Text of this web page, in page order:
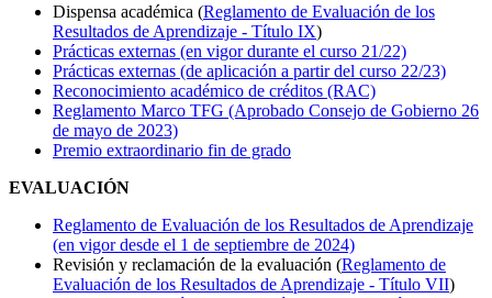
Dispensa académica (Reglamento de Evaluación de los
Resultados de Aprendizaje - Título IX)
Prácticas externas (en vigor durante el curso 21/22)
Prácticas externas (de aplicación a partir del curso 22/23)
Reconocimiento académico de créditos (RAC)
Reglamento Marco TFG (Aprobado Consejo de Gobierno 26
de mayo de 2023)
Premio extraordinario fin de grado
EVALUACIÓN
Reglamento de Evaluación de los Resultados de Aprendizaje
(en vigor desde el 1 de septiembre de 2024)
Revisión y reclamación de la evaluación (Reglamento de
Evaluación de los Resultados de Aprendizaje - Título VII)